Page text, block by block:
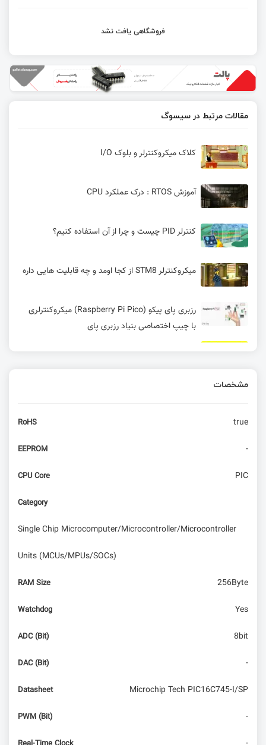
فروشگاهی یافت نشد
مقالات مرتبط در سیسوگ
کلاک میکروکنترلر و بلوک I/O
آموزش RTOS : درک عملکرد CPU
کنترلر PID چیست و چرا از آن استفاده کنیم؟
میکروکنترلر STM8 از کجا اومد و چه قابلیت هایی داره
رزبری ‌پای پیکو (Raspberry Pi Pico) میکروکنترلری
با چیپ اختصاصی بنیاد رزبری پای
از گرانی میکروکنترلر STM32 تا میکروکنترلرهای
مشخصات
RoHS true
EEPROM -
CPU Core PIC
Category
Single Chip Microcomputer/Microcontroller/Microcontroller
Units (MCUs/MPUs/SOCs)
RAM Size 256Byte
Watchdog Yes
ADC (Bit) 8bit
DAC (Bit) -
Datasheet Microchip Tech PIC16C745-I/SP
PWM (Bit) -